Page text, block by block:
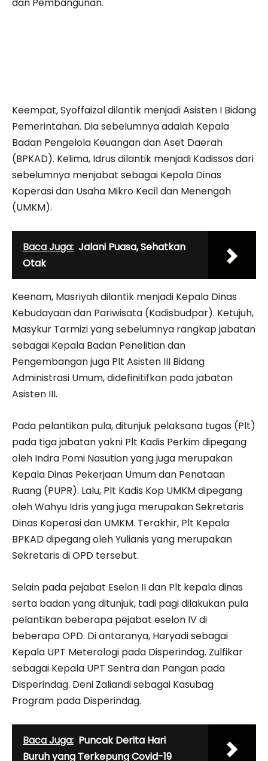
Keempat, Syoffaizal dilantik menjadi Asisten I Bidang
Pemerintahan. Dia sebelumnya adalah Kepala
Badan Pengelola Keuangan dan Aset Daerah
(BPKAD). Kelima, Idrus dilantik menjadi Kadissos dari
sebelumnya menjabat sebagai Kepala Dinas
Koperasi dan Usaha Mikro Kecil dan Menengah
(UMKM).
Baca Juga: Jalani Puasa, Sehatkan
Otak
Keenam, Masriyah dilantik menjadi Kepala Dinas
Kebudayaan dan Pariwisata (Kadisbudpar). Ketujuh,
Masykur Tarmizi yang sebelumnya rangkap jabatan
sebagai Kepala Badan Penelitian dan
Pengembangan juga Plt Asisten III Bidang
Administrasi Umum, didefinitifkan pada jabatan
Asisten III.
Pada pelantikan pula, ditunjuk pelaksana tugas (Plt)
pada tiga jabatan yakni Plt Kadis Perkim dipegang
oleh Indra Pomi Nasution yang juga merupakan
Kepala Dinas Pekerjaan Umum dan Penataan
Ruang (PUPR). Lalu, Plt Kadis Kop UMKM dipegang
oleh Wahyu Idris yang juga merupakan Sekretaris
Dinas Koperasi dan UMKM. Terakhir, Plt Kepala
BPKAD dipegang oleh Yulianis yang merupakan
Sekretaris di OPD tersebut.
Selain pada pejabat Eselon II dan Plt kepala dinas
serta badan yang ditunjuk, tadi pagi dilakukan pula
pelantikan beberapa pejabat eselon IV di
beberapa OPD. Di antaranya, Haryadi sebagai
Kepala UPT Meterologi pada Disperindag. Zulfikar
sebagai Kepala UPT Sentra dan Pangan pada
Disperindag. Deni Zaliandi sebagai Kasubag
Program pada Disperindag.
Baca Juga: Puncak Derita Hari
Buruh yang Terkepung Covid-19